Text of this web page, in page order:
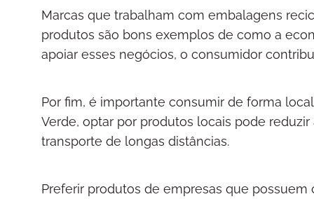
Marcas que trabalham com embalagens
produtos são bons exemplos de como a
apoiar esses negócios, o consumidor
Por fim, é importante consumir de forma
Verde, optar por produtos locais pode
transporte de longas distâncias.
Preferir produtos de empresas que